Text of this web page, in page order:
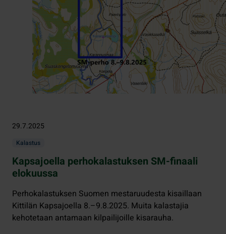
29.7.2025
Kalastus
Kapsajoella perhokalastuksen SM-finaali
elokuussa
Perhokalastuksen Suomen mestaruudesta kisaillaan
Kittilän Kapsajoella 8.–9.8.2025. Muita kalastajia
kehotetaan antamaan kilpailijoille kisarauha.